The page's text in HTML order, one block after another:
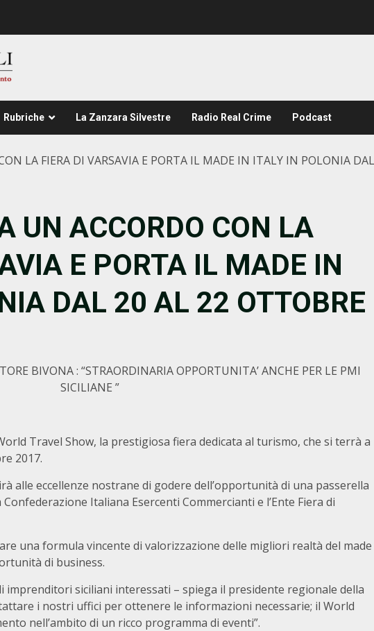
Rubriche La Zanzara Silvestre Radio Real Crime Podcast
LA FIERA DI VARSAVIA E PORTA IL MADE IN ITALY IN POLONIA
UN ACCORDO CON LA
E PORTA IL MADE IN
DAL 20 AL 22 OTTOBRE
BIVONA : “STRAORDINARIA OPPORTUNITA’ ANCHE PER LE PMI
SICILIANE ”
Travel Show, la prestigiosa fiera dedicata al turismo, che si terrà a
2017.
alle eccellenze nostrane di godere dell’opportunità di una passerella
Italiana Esercenti Commercianti e l’Ente Fiera di
una formula vincente di valorizzazione delle migliori realtà del made
di business.
imprenditori siciliani interessati – spiega il presidente regionale della
i nostri uffici per ottenere le informazioni necessarie; il World
nell’ambito di un ricco programma di eventi”.